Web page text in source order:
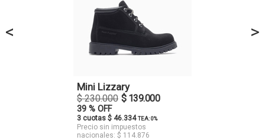
<
Mini Lizzary
$ 230.000 $ 139.000
39 % OFF
3 cuotas $ 46.334TEA: 0%
Precio sin impuestos
nacionales: $ 114.876
>